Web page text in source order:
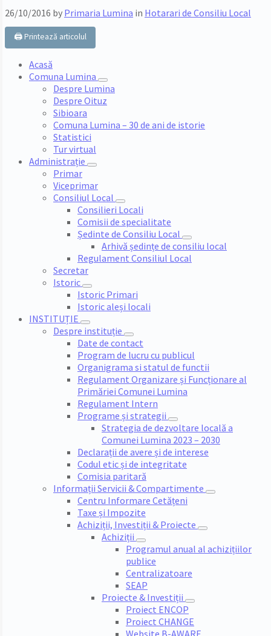
26/10/2016 by Primaria Lumina in Hotarari de Consiliu Local
🖨️ Printează articolul
Acasă
Comuna Lumina
Despre Lumina
Despre Oituz
Sibioara
Comuna Lumina – 30 de ani de istorie
Statistici
Tur virtual
Administrație
Primar
Viceprimar
Consiliul Local
Consilieri Locali
Comisii de specialitate
Ședinte de Consiliu Local
Arhivă ședințe de consiliu local
Regulament Consiliul Local
Secretar
Istoric
Istoric Primari
Istoric aleși locali
INSTITUȚIE
Despre instituție
Date de contact
Program de lucru cu publicul
Organigrama si statul de functii
Regulament Organizare și Funcționare al
Primăriei Comunei Lumina
Regulament Intern
Programe și strategii
Strategia de dezvoltare locală a
Comunei Lumina 2023 – 2030
Declarații de avere și de interese
Codul etic și de integritate
Comisia paritară
Informații Servicii & Compartimente
Centru Informare Cetățeni
Taxe și Impozite
Achiziții, Investiții & Proiecte
Achiziții
Programul anual al achizițiilor
publice
Centralizatoare
SEAP
Proiecte & Investiții
Proiect ENCOP
Proiect CHANGE